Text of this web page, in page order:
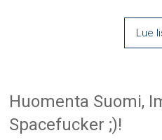
Lue
Huomenta Suomi,
Spacefucker ;)!